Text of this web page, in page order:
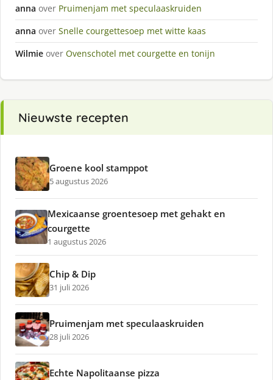
anna over Pruimenjam met speculaaskruiden
anna over Snelle courgettesoep met witte kaas
Wilmie over Ovenschotel met courgette en tonijn
Nieuwste recepten
Groene kool stamppot
5 augustus 2026
Mexicaanse groentesoep met gehakt en
courgette
1 augustus 2026
Chip & Dip
31 juli 2026
Pruimenjam met speculaaskruiden
28 juli 2026
Echte Napolitaanse pizza